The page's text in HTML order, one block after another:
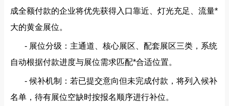
成全额付款的企业将优先获得入口靠近、灯光充足、流量*
大的黄金展位。
- 展位分级：主通道、核心展区、配套展区三类，系统
自动根据付款进度与展位需求匹配*合适位置。
- 候补机制：若已提交意向但未完成付款，将列入候补
名单，待有展位空缺时按报名顺序进行补位。